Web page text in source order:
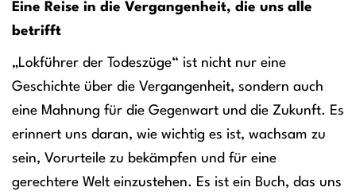
Eine Reise in die Vergangenheit, die uns alle
betrifft
„Lokführer der Todeszüge“ ist nicht nur eine
Geschichte über die Vergangenheit, sondern auch
eine Mahnung für die Gegenwart und die Zukunft. Es
erinnert uns daran, wie wichtig es ist, wachsam zu
sein, Vorurteile zu bekämpfen und für eine
gerechtere Welt einzustehen. Es ist ein Buch, das uns